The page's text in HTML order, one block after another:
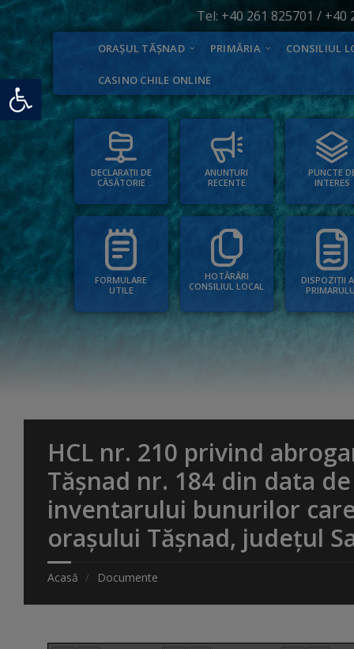
Deschide bara de unelte
Tel: +40 261 825701 / +40
ORAȘUL TĂȘNAD PRIMĂRIA CONSILIUL
CASINO CHILE ONLINE
DECLARAȚII DE
CĂSĂTORIE
ANUNȚURI
RECENTE
PUNCTE
INTERES
FORMULARE
UTILE
HOTĂRÂRI
CONSILIUL LOCAL
DISPOZIȚII
HCL nr. 210 privind
Tășnad nr. 184 din data
inventarului bunurilor
orașului Tășnad, județul
Acasă Documente